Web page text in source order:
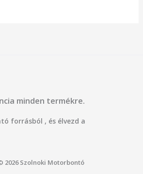
minden termékre.
forrásból , és élvezd a
2026 Szolnoki Motorbontó